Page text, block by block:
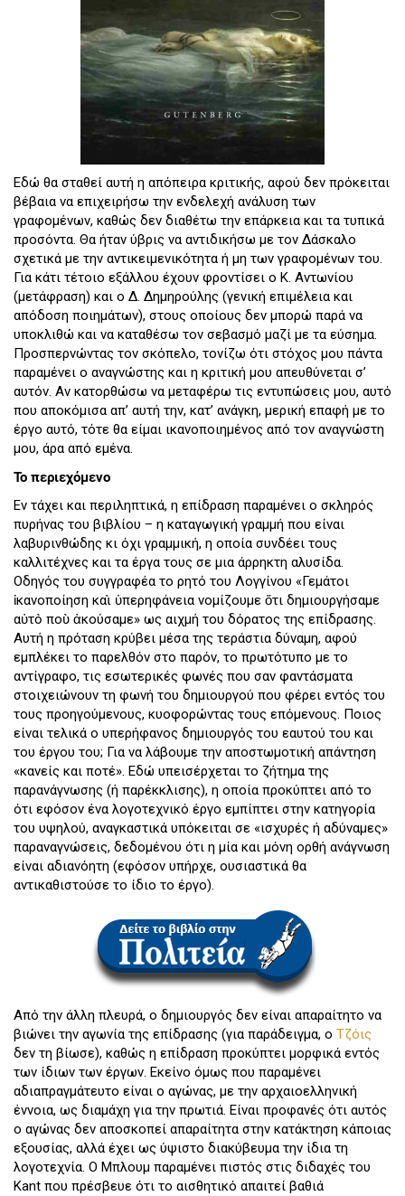
Εδώ θα σταθεί αυτή η απόπειρα κριτικής, αφού δεν πρόκειται
βέβαια να επιχειρήσω την ενδελεχή ανάλυση των
γραφομένων, καθώς δεν διαθέτω την επάρκεια και τα τυπικά
προσόντα. Θα ήταν ύβρις να αντιδικήσω με τον Δάσκαλο
σχετικά με την αντικειμενικότητα ή μη των γραφομένων του.
Για κάτι τέτοιο εξάλλου έχουν φροντίσει ο Κ. Αντωνίου
(μετάφραση) και ο Δ. Δημηρούλης (γενική επιμέλεια και
απόδοση ποιημάτων), στους οποίους δεν μπορώ παρά να
υποκλιθώ και να καταθέσω τον σεβασμό μαζί με τα εύσημα.
Προσπερνώντας τον σκόπελο, τονίζω ότι στόχος μου πάντα
παραμένει ο αναγνώστης και η κριτική μου απευθύνεται σ’
αυτόν. Αν κατορθώσω να μεταφέρω τις εντυπώσεις μου, αυτό
που αποκόμισα απ’ αυτή την, κατ’ ανάγκη, μερική επαφή με το
έργο αυτό, τότε θα είμαι ικανοποιημένος από τον αναγνώστη
μου, άρα από εμένα.
Το περιεχόμενο
Εν τάχει και περιληπτικά, η επίδραση παραμένει ο σκληρός
πυρήνας του βιβλίου – η καταγωγική γραμμή που είναι
λαβυρινθώδης κι όχι γραμμική, η οποία συνδέει τους
καλλιτέχνες και τα έργα τους σε μια άρρηκτη αλυσίδα.
Οδηγός του συγγραφέα το ρητό του Λογγίνου «Γεμάτοι
ἱκανοποίηση καὶ ὑπερηφάνεια νομίζουμε ὅτι δημιουργήσαμε
αὐτὸ ποὺ ἀκούσαμε» ως αιχμή του δόρατος της επίδρασης.
Αυτή η πρόταση κρύβει μέσα της τεράστια δύναμη, αφού
εμπλέκει το παρελθόν στο παρόν, το πρωτότυπο με το
αντίγραφο, τις εσωτερικές φωνές που σαν φαντάσματα
στοιχειώνουν τη φωνή του δημιουργού που φέρει εντός του
τους προηγούμενους, κυοφορώντας τους επόμενους. Ποιος
είναι τελικά ο υπερήφανος δημιουργός του εαυτού του και
του έργου του; Για να λάβουμε την αποστωμοτική απάντηση
«κανείς και ποτέ». Εδώ υπεισέρχεται το ζήτημα της
παρανάγνωσης (ή παρέκκλισης), η οποία προκύπτει από το
ότι εφόσον ένα λογοτεχνικό έργο εμπίπτει στην κατηγορία
του υψηλού, αναγκαστικά υπόκειται σε «ισχυρές ή αδύναμες»
παραναγνώσεις, δεδομένου ότι η μία και μόνη ορθή ανάγνωση
είναι αδιανόητη (εφόσον υπήρχε, ουσιαστικά θα
αντικαθιστούσε το ίδιο το έργο).
Από την άλλη πλευρά, ο δημιουργός δεν είναι απαραίτητο να
βιώνει την αγωνία της επίδρασης (για παράδειγμα, ο Τζόις
δεν τη βίωσε), καθώς η επίδραση προκύπτει μορφικά εντός
των ίδιων των έργων. Εκείνο όμως που παραμένει
αδιαπραγμάτευτο είναι ο αγώνας, με την αρχαιοελληνική
έννοια, ως διαμάχη για την πρωτιά. Είναι προφανές ότι αυτός
ο αγώνας δεν αποσκοπεί απαραίτητα στην κατάκτηση κάποιας
εξουσίας, αλλά έχει ως ύψιστο διακύβευμα την ίδια τη
λογοτεχνία. Ο Μπλουμ παραμένει πιστός στις διδαχές του
Kant που πρέσβευε ότι το αισθητικό απαιτεί βαθιά